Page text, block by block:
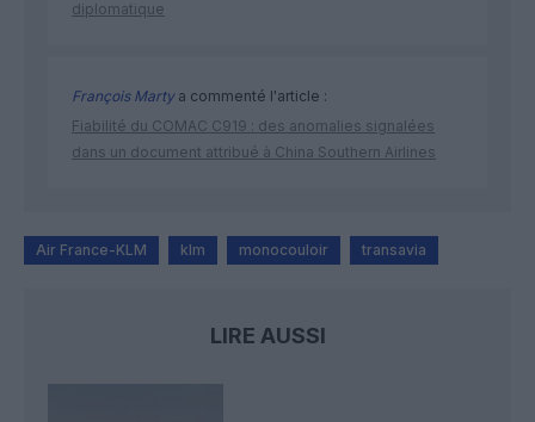
diplomatique
François Martya commenté l'article :
Fiabilité du COMAC C919 : des anomalies signalées
dans un document attribué à China Southern Airlines
Air France-KLM klm monocouloir transavia
LIRE AUSSI